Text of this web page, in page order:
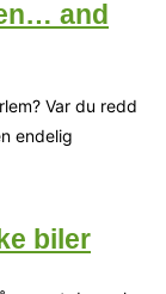
and
Var du redd
endelig
biler